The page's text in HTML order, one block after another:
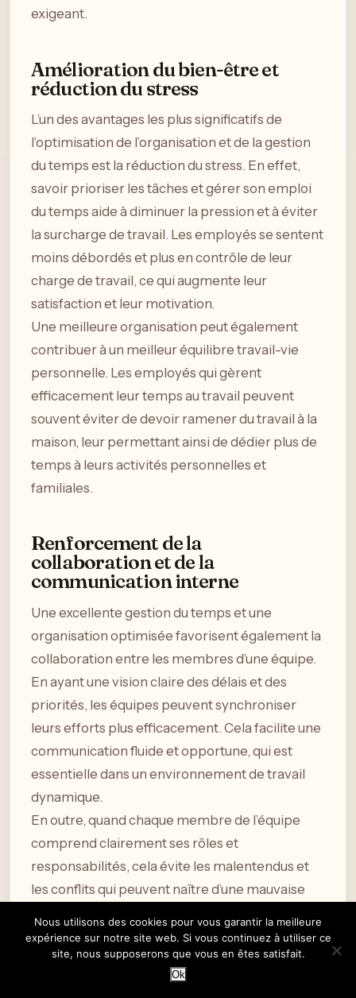
exigeant.
Amélioration du bien-être et
réduction du stress
L’un des avantages les plus significatifs de
l’optimisation de l’organisation et de la gestion
du temps est la réduction du stress. En effet,
savoir prioriser les tâches et gérer son emploi
du temps aide à diminuer la pression et à éviter
la surcharge de travail. Les employés se sentent
moins débordés et plus en contrôle de leur
charge de travail, ce qui augmente leur
satisfaction et leur motivation.
Une meilleure organisation peut également
contribuer à un meilleur équilibre travail-vie
personnelle. Les employés qui gèrent
efficacement leur temps au travail peuvent
souvent éviter de devoir ramener du travail à la
maison, leur permettant ainsi de dédier plus de
temps à leurs activités personnelles et
familiales.
Renforcement de la
collaboration et de la
communication interne
Une excellente gestion du temps et une
organisation optimisée favorisent également la
collaboration entre les membres d’une équipe.
En ayant une vision claire des délais et des
priorités, les équipes peuvent synchroniser
leurs efforts plus efficacement. Cela facilite une
communication fluide et opportune, qui est
essentielle dans un environnement de travail
dynamique.
En outre, quand chaque membre de l’équipe
comprend clairement ses rôles et
responsabilités, cela évite les malentendus et
les conflits qui peuvent naître d’une mauvaise
inefficace.
Optimisation des ressources et
Nous utilisons des cookies pour vous garantir la meilleure
expérience sur notre site web. Si vous continuez à utiliser ce
site, nous supposerons que vous en êtes satisfait.
Ok